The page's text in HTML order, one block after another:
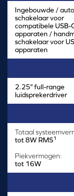
Ingebouwde /
schakelaar voor
compatibele USB-
apparaten /
schakelaar voor
apparaten
2.25″ full-range
luidsprekerdriver
Totaal
tot 8W RMS1
Piekvermogen:
tot 16W